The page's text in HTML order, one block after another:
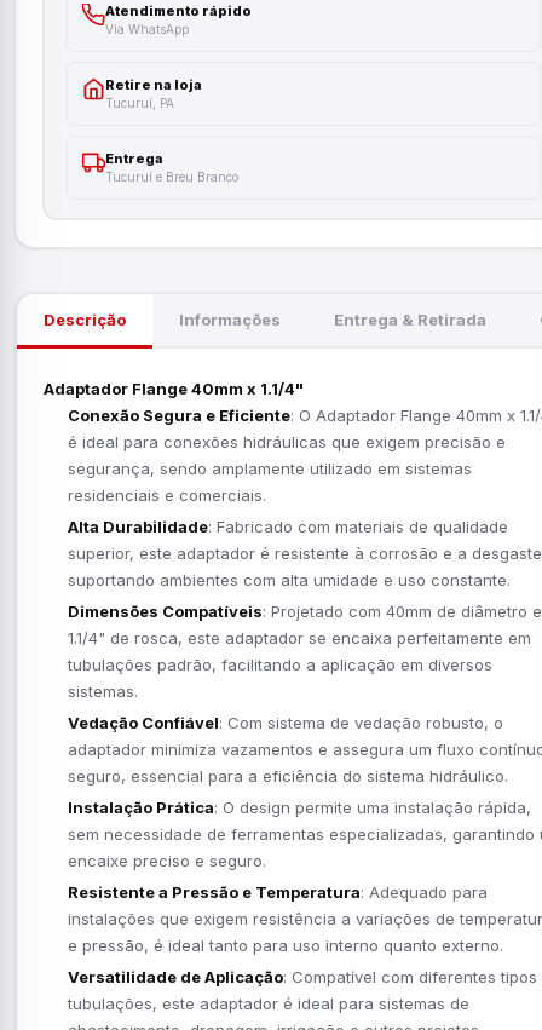
Atendimento rápido
Via WhatsApp
Retire na loja
Tucuruí, PA
Entrega
Tucuruí e Breu Branco
Descrição Informações Entrega & Retirada
Adaptador Flange 40mm x 1.1/4"
Conexão Segura e Eficiente: O Adaptador Flange 40mm x
é ideal para conexões hidráulicas que exigem precisão e
segurança, sendo amplamente utilizado em sistemas
residenciais e comerciais.
Alta Durabilidade: Fabricado com materiais de qualidade
superior, este adaptador é resistente à corrosão e a
suportando ambientes com alta umidade e uso constante.
Dimensões Compatíveis: Projetado com 40mm de diâmetro e
1.1/4" de rosca, este adaptador se encaixa perfeitamente em
tubulações padrão, facilitando a aplicação em diversos
sistemas.
Vedação Confiável: Com sistema de vedação robusto, o
adaptador minimiza vazamentos e assegura um fluxo
seguro, essencial para a eficiência do sistema hidráulico.
Instalação Prática: O design permite uma instalação rápida,
sem necessidade de ferramentas especializadas, garantindo
encaixe preciso e seguro.
Resistente a Pressão e Temperatura: Adequado para
instalações que exigem resistência a variações de
e pressão, é ideal tanto para uso interno quanto externo.
Versatilidade de Aplicação: Compatível com diferentes tipos
tubulações, este adaptador é ideal para sistemas de